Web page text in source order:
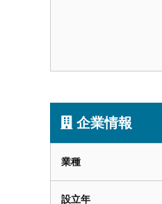
企業情報
業種
設立年